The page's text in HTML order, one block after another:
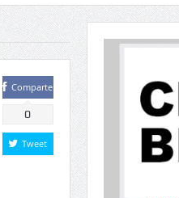
Comparte
0
Tweet